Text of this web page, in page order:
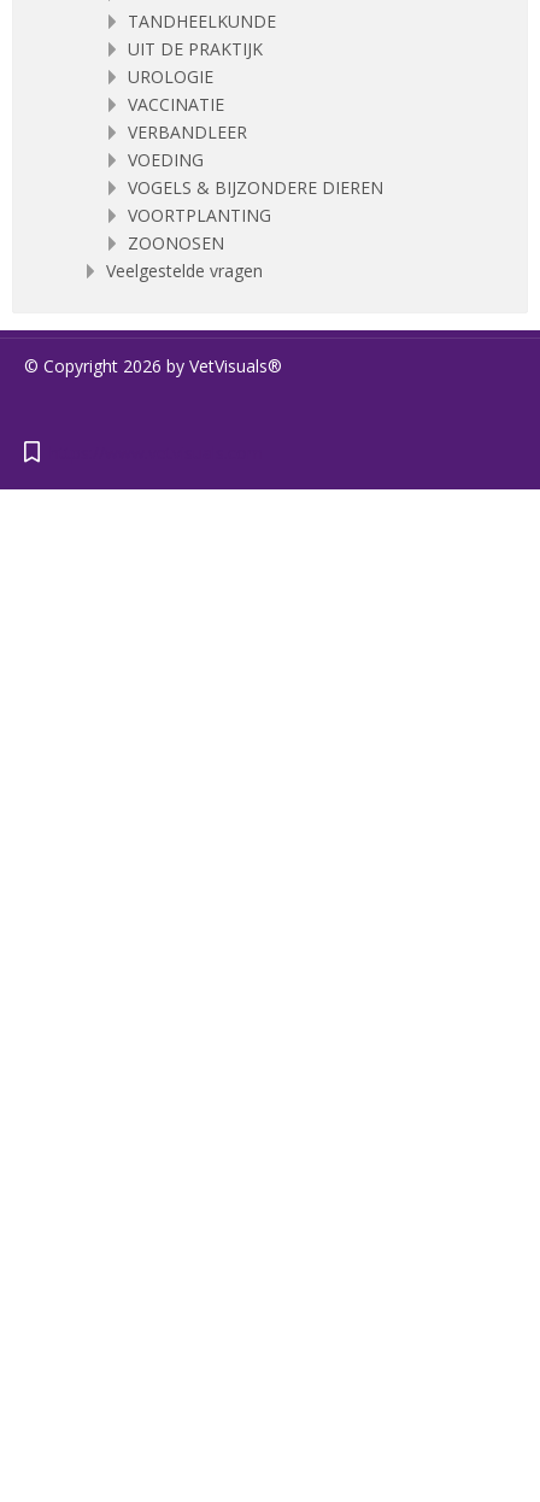
TANDHEELKUNDE
UIT DE PRAKTIJK
UROLOGIE
VACCINATIE
VERBANDLEER
VOEDING
VOGELS & BIJZONDERE DIEREN
VOORTPLANTING
ZOONOSEN
Veelgestelde vragen
© Copyright 2026 by VetVisuals®